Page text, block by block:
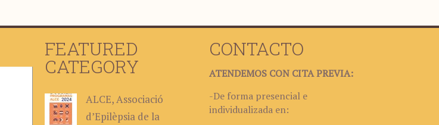
FEATURED
CATEGORY
ALCE, Associació
d’Epilèpsia de la
CONTACTO
ATENDEMOS CON CITA PREVIA:
-De forma presencial e
individualizada en: